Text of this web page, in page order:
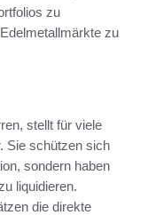
zu
zu
stellt für viele
Sie schützen sich
sondern haben
liquidieren.
die direkte